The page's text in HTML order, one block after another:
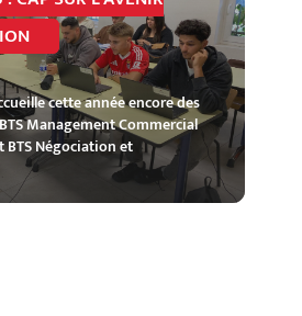
cette année encore des
Management Commercial
BTS Négociation et